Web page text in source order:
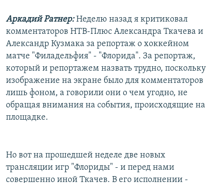
Аркадий Ратнер:Неделю назад я критиковал
комментаторов НТВ-Плюс Александра Ткачева и
Александр Кузмака за репортаж о хоккейном
матче "Филадельфия" - "Флорида". За репортаж,
который и репортажем назвать трудно, поскольку
изображение на экране было для комментаторов
лишь фоном, а говорили они о чем угодно, не
обращая внимания на события, происходящие на
площадке.
Но вот на прошедшей неделе две новых
трансляции игр "Флориды" - и перед нами
совершенно иной Ткачев. В его исполнении -